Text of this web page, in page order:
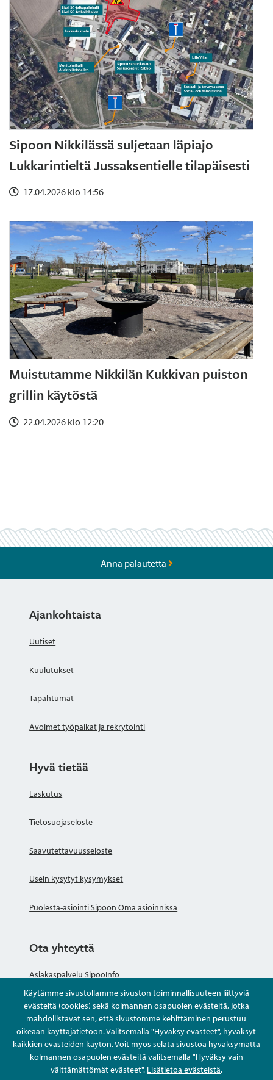
Sipoon Nikkilässä suljetaan läpiajo
Lukkarintieltä Jussaksentielle tilapäisesti
17.04.2026 klo 14:56
Muistutamme Nikkilän Kukkivan puiston
grillin käytöstä
22.04.2026 klo 12:20
Käytämme sivustollamme sivuston toiminnallisuuteen liittyviä
evästeitä (cookies) sekä kolmannen osapuolen evästeitä, jotka
mahdollistavat sen, että sivustomme kehittäminen perustuu
oikeaan käyttäjätietoon. Valitsemalla "Hyväksy evästeet", hyväksyt
kaikkien evästeiden käytön. Voit myös selata sivustoa hyväksymättä
kolmannen osapuolen evästeitä valitsemalla "Hyväksy vain
välttämättömät evästeet". Lisätietoa evästeistä.
Anna palautetta
Ajankohtaista
Uutiset
Kuulutukset
Tapahtumat
Avoimet työpaikat ja rekrytointi
Hyvä tietää
Laskutus
Tietosuojaseloste
Saavutettavuusseloste
Usein kysytyt kysymykset
Puolesta-asiointi Sipoon Oma asioinnissa
Ota yhteyttä
Asiakaspalvelu SipooInfo
Anna palautetta nimettömästi
Kysy tai asioi
Yhteystiedot